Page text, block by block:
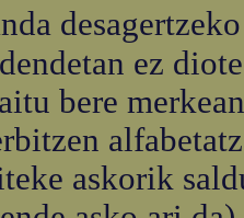
ez
bere
askorik